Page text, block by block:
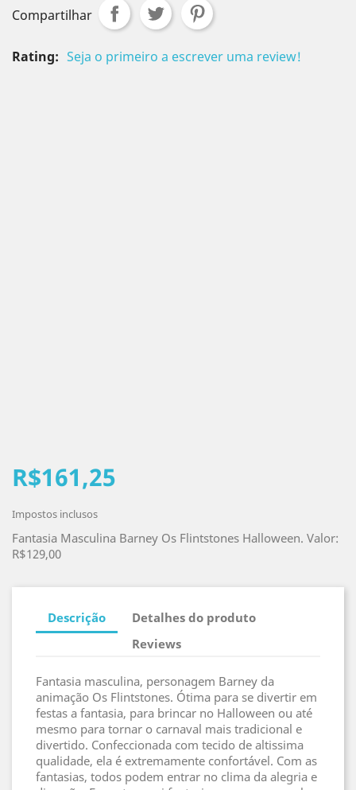
Compartilhar
Rating: Seja o primeiro a escrever uma review!
R$161,25
Impostos inclusos
Fantasia Masculina Barney Os Flintstones Halloween. Valor:
R$129,00
Descrição
Detalhes do produto
Reviews
Fantasia masculina, personagem Barney da
animação Os Flintstones. Ótima para se divertir em
festas a fantasia, para brincar no Halloween ou até
mesmo para tornar o carnaval mais tradicional e
divertido. Confeccionada com tecido de altissima
qualidade, ela é extremamente confortável. Com as
fantasias, todos podem entrar no clima da alegria e